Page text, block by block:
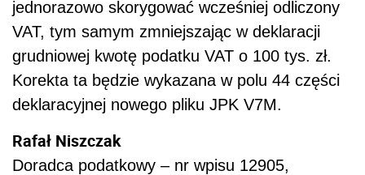
jednorazowo skorygować wcześniej odliczony
VAT, tym samym zmniejszając w deklaracji
grudniowej kwotę podatku VAT o 100 tys. zł.
Korekta ta będzie wykazana w polu 44 części
deklaracyjnej nowego pliku JPK V7M.
Rafał Niszczak
Doradca podatkowy – nr wpisu 12905,